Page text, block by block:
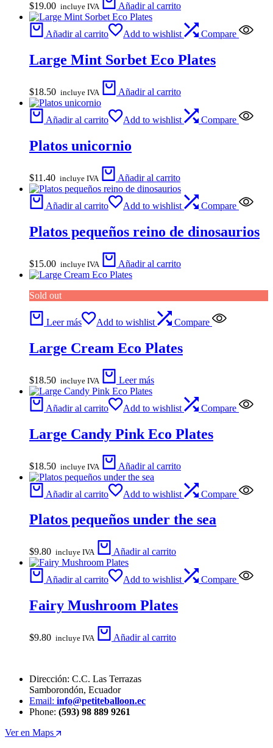
$19.00 incluye IVA Añadir al carrito
Añadir al carrito Add to wishlist Compare
Large Mint Sorbet Eco Plates
$18.50 incluye IVA Añadir al carrito
Añadir al carrito Add to wishlist Compare
Platos unicornio
$11.40 incluye IVA Añadir al carrito
Añadir al carrito Add to wishlist Compare
Platos pequeños reino de dinosaurios
$15.00 incluye IVA Añadir al carrito
Sold out
Leer más Add to wishlist Compare
Large Cream Eco Plates
$18.50 incluye IVA Leer más
Añadir al carrito Add to wishlist Compare
Large Candy Pink Eco Plates
$18.50 incluye IVA Añadir al carrito
Añadir al carrito Add to wishlist Compare
Platos pequeños under the sea
$9.80 incluye IVA Añadir al carrito
Añadir al carrito Add to wishlist Compare
Fairy Mushroom Plates
$9.80 incluye IVA Añadir al carrito
Dirección: C.C. Las Terrazas
Samborondón, Ecuador
Email: info@petiteballoon.ec
Phone: (593) 98 889 9261
Ver en Maps